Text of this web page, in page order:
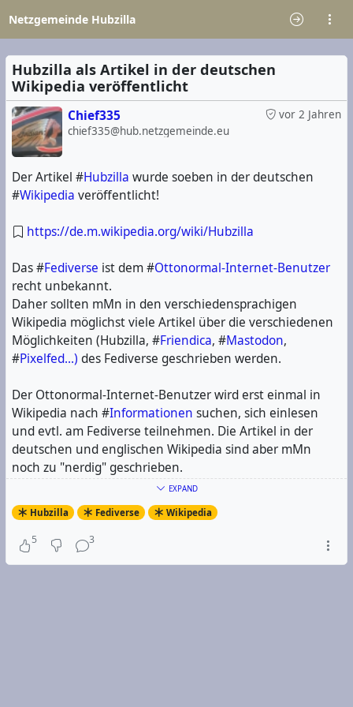
Netzgemeinde Hubzilla
Hubzilla als Artikel in der deutschen
Wikipedia veröffentlicht
vor 2 Jahren
Chief335
chief335@hub.netzgemeinde.eu
Der Artikel #Hubzilla wurde soeben in der deutschen
#Wikipedia veröffentlicht!
https://de.m.wikipedia.org/wiki/Hubzilla
Das #Fediverse ist dem #Ottonormal-Internet-Benutzer
recht unbekannt.
Daher sollten mMn in den verschiedensprachigen
Wikipedia möglichst viele Artikel über die verschiedenen
Möglichkeiten (Hubzilla, #Friendica, #Mastodon,
#Pixelfed...) des Fediverse geschrieben werden.
Der Ottonormal-Internet-Benutzer wird erst einmal in
Wikipedia nach #Informationen suchen, sich einlesen
und evtl. am Fediverse teilnehmen. Die Artikel in der
deutschen und englischen Wikipedia sind aber mMn
noch zu "nerdig" geschrieben.
Wünsche euch eine schöne Woche!!
EXPAND
Hubzilla Fediverse Wikipedia
5 3